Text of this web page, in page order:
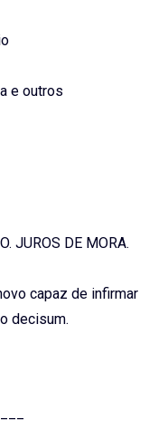
e outros
JUROS DE MORA.
capaz de infirmar
decisum.